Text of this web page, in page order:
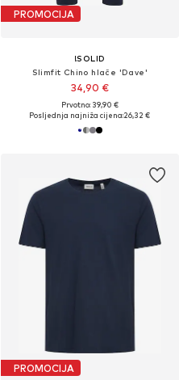
PROMOCIJA
!SOLID
Slimfit Chino hlače 'Dave'
34,90 €
Prvotno: 39,90 €
Posljednja najniža cijena:26,32 €
PROMOCIJA